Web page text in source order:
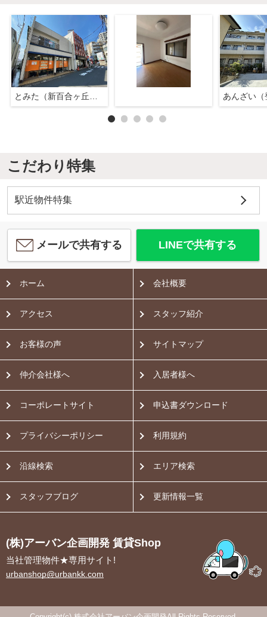
あんざい（
こだわり特集
駅近物件特集
メールで共有する LINEで共有する
ホーム 会社概要
アクセス スタッフ紹介
お客様の声 サイトマップ
仲介会社様へ 入居者様へ
コーポレートサイト 申込書ダウンロード
プライバシーポリシー 利用規約
沿線検索 エリア検索
スタッフブログ 更新情報一覧
(株)アーバン企画開発 賃貸Shop
当社管理物件★専用サイト!
urbanshop@urbankk.com